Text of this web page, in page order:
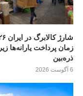
زمان پرداخت یارانه‌ها زیر
ذره‌بین
6 آگوست 2026